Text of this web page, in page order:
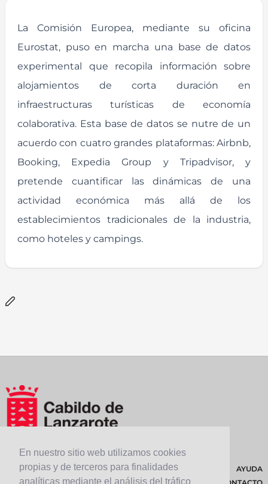
En nuestro sitio web utilizamos cookies
propias y de terceros para finalidades
analíticas mediante el análisis del tráfico
La Comisión Europea, mediante su oficina
Eurostat, puso en marcha una base de datos
experimental que recopila información sobre
alojamientos de corta duración en
infraestructuras turísticas de economía
colaborativa. Esta base de datos se nutre de un
acuerdo con cuatro grandes plataformas: Airbnb,
Booking, Expedia Group y Tripadvisor, y
pretende cuantificar las dinámicas de una
actividad económica más allá de los
establecimientos tradicionales de la industria,
como hoteles y campings.
AYUDA